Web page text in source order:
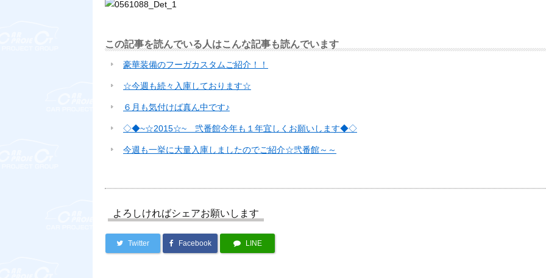
この記事を読んでいる人はこんな記事も読んでいます
豪華装備のフーガカスタムご紹介！！
☆今週も続々入庫しております☆
６月も気付けば真ん中です♪
◇◆~☆2015☆~ 弐番館今年も１年宜しくお願いします◆◇
今週も一挙に大量入庫しましたのでご紹介☆弐番館～～
よろしければシェアお願いします
Twitter Facebook LINE